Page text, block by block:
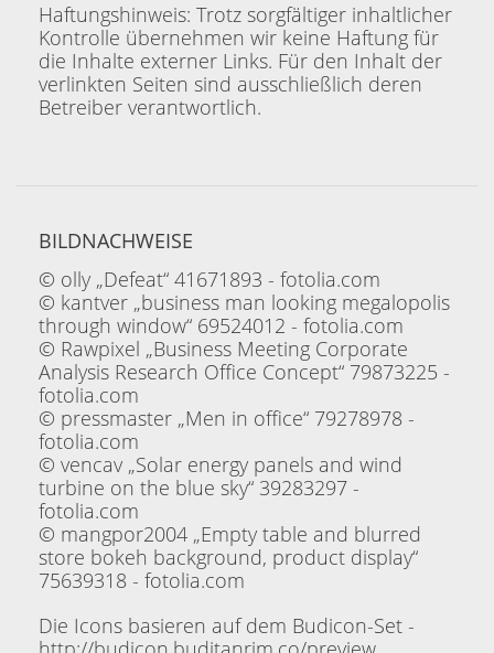
Haftungshinweis: Trotz sorgfältiger inhaltlicher
Kontrolle übernehmen wir keine Haftung für
die Inhalte externer Links. Für den Inhalt der
verlinkten Seiten sind ausschließlich deren
Betreiber verantwortlich.
BILDNACHWEISE
© olly „Defeat“ 41671893 - fotolia.com
© kantver „business man looking megalopolis
through window“ 69524012 - fotolia.com
© Rawpixel „Business Meeting Corporate
Analysis Research Office Concept“ 79873225 -
fotolia.com
© pressmaster „Men in office“ 79278978 -
fotolia.com
© vencav „Solar energy panels and wind
turbine on the blue sky“ 39283297 -
fotolia.com
© mangpor2004 „Empty table and blurred
store bokeh background, product display“
75639318 - fotolia.com
Die Icons basieren auf dem Budicon-Set -